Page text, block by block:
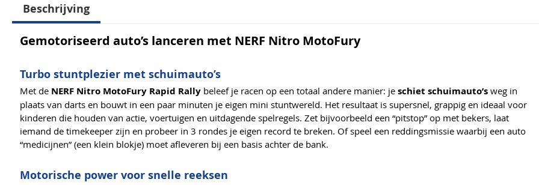
Beschrijving
Gemotoriseerd auto’s lanceren met NERF Nitro MotoFury
Turbo stuntplezier met schuimauto’s
Met de NERF Nitro MotoFury Rapid Rally beleef je racen op een totaal andere manier: je schiet schuimauto’s weg in
plaats van darts en bouwt in een paar minuten je eigen mini stuntwereld. Het resultaat is supersnel, grappig en ideaal voor
kinderen die houden van actie, voertuigen en uitdagende spelregels. Zet bijvoorbeeld een “pitstop” op met bekers, laat
iemand de timekeeper zijn en probeer in 3 rondes je eigen record te breken. Of speel een reddingsmissie waarbij een auto
“medicijnen” (een klein blokje) moet afleveren bij een basis achter de bank.
Motorische power voor snelle reeksen